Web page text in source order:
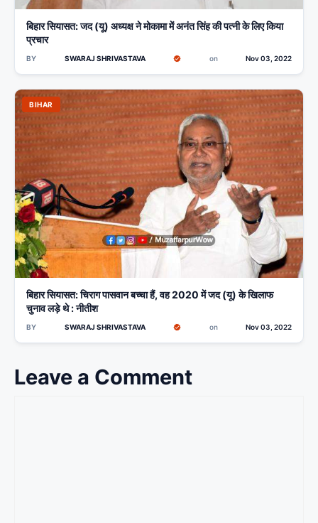
बिहार सियासत: जद (यू) अध्यक्ष ने मोकामा में अनंत सिंह की पत्नी के लिए किया
प्रचार
BY SWARAJ SHRIVASTAVA on Nov 03, 2022
BIHAR
बिहार सियासत: चिराग पासवान बच्चा हैं, वह 2020 में जद (यू) के खिलाफ
चुनाव लड़े थे : नीतीश
BY SWARAJ SHRIVASTAVA on Nov 03, 2022
Leave a Comment